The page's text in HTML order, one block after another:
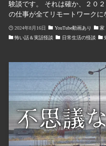
験談です。 それは確か、２０
の仕事が全てリモートワークに
2024年8月16日 YouTube動画あり
家
怖い話＆実話怪談
日常生活の怪談